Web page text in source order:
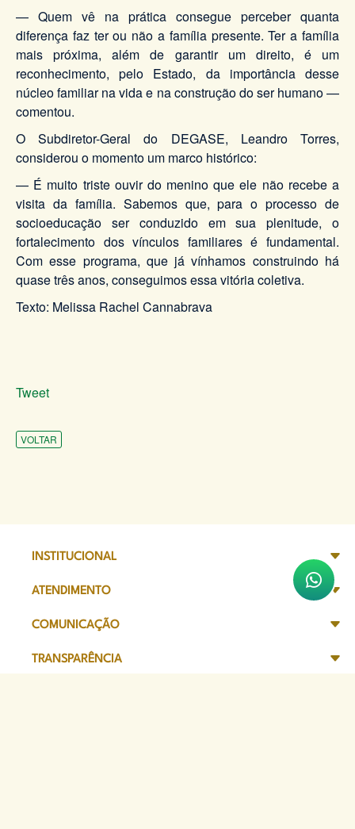
— Quem vê na prática consegue perceber quanta
diferença faz ter ou não a família presente. Ter a família
mais próxima, além de garantir um direito, é um
reconhecimento, pelo Estado, da importância desse
núcleo familiar na vida e na construção do ser humano —
comentou.
O Subdiretor-Geral do DEGASE, Leandro Torres,
considerou o momento um marco histórico:
— É muito triste ouvir do menino que ele não recebe a
visita da família. Sabemos que, para o processo de
socioeducação ser conduzido em sua plenitude, o
fortalecimento dos vínculos familiares é fundamental.
Com esse programa, que já vínhamos construindo há
quase três anos, conseguimos essa vitória coletiva.
Texto: Melissa Rachel Cannabrava
Tweet
VOLTAR
INSTITUCIONAL
ATENDIMENTO
COMUNICAÇÃO
TRANSPARÊNCIA